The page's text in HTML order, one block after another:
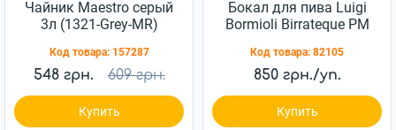
Чайник Maestro серый
3л (1321-Grey-MR)
Код товара: 157287
548 грн. 609 грн.
Купить
Бокал для пива Luigi
Bormioli Birrateque PM
(11828/02)
Код товара: 82105
850 грн./уп.
Купить